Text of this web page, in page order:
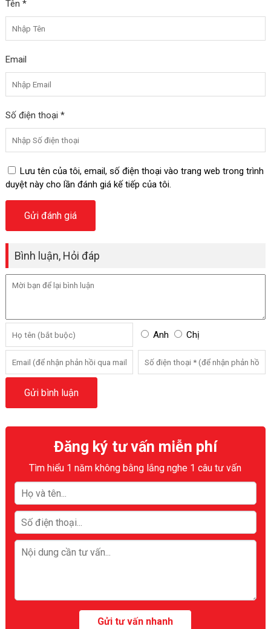
Tên *
Email
Số điện thoại *
Lưu tên của tôi, email, số điện thoại vào trang web trong trình
duyệt này cho lần đánh giá kế tiếp của tôi.
Bình luận, Hỏi đáp
Anh Chị
Đăng ký tư vấn miễn phí
Tìm hiểu 1 năm không bằng lắng nghe 1 câu tư vấn